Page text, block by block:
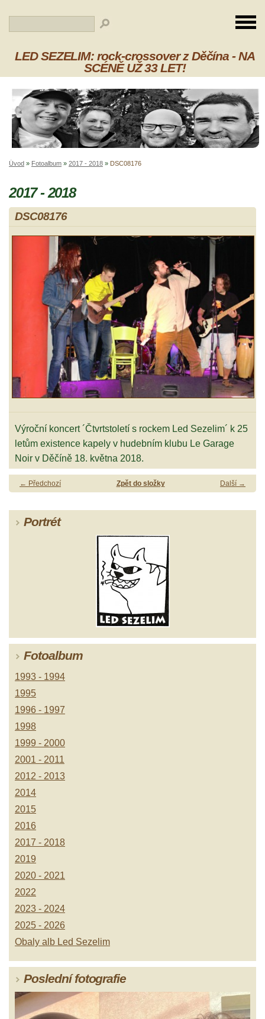
LED SEZELIM: rock-crossover z Děčína - NA
SCÉNĚ UŽ 33 LET!
Úvod » Fotoalbum » 2017 - 2018 » DSC08176
2017 - 2018
DSC08176
Výroční koncert ´Čtvrtstoletí s rockem Led Sezelim´ k 25
letům existence kapely v hudebním klubu Le Garage
Noir v Děčíně 18. května 2018.
← Předchozí Další →
Zpět do složky
Portrét
Fotoalbum
1993 - 1994
1995
1996 - 1997
1998
1999 - 2000
2001 - 2011
2012 - 2013
2014
2015
2016
2017 - 2018
2019
2020 - 2021
2022
2023 - 2024
2025 - 2026
Obaly alb Led Sezelim
Poslední fotografie